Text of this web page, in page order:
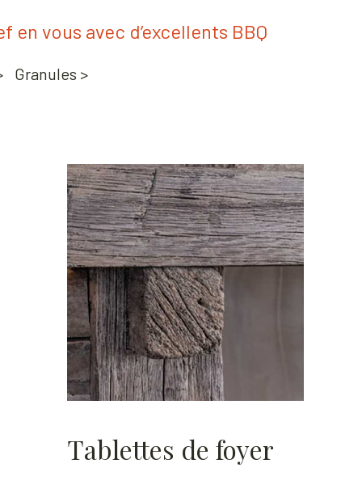
en vous avec d’excellents BBQ
Granules >
Tablettes de foyer
×